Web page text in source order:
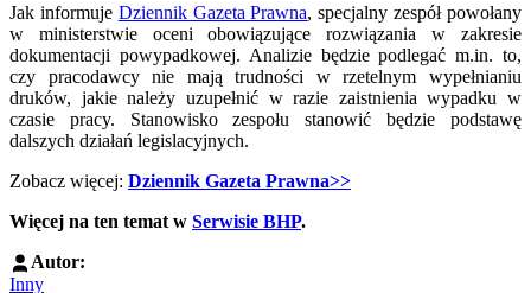
Jak informuje Dziennik Gazeta Prawna, specjalny zespół powołany
w ministerstwie oceni obowiązujące rozwiązania w zakresie
dokumentacji powypadkowej. Analizie będzie podlegać m.in. to,
czy pracodawcy nie mają trudności w rzetelnym wypełnianiu
druków, jakie należy uzupełnić w razie zaistnienia wypadku w
czasie pracy. Stanowisko zespołu stanowić będzie podstawę
dalszych działań legislacyjnych.
Zobacz więcej: Dziennik Gazeta Prawna>>
Więcej na ten temat w Serwisie BHP.
Autor:
Inny